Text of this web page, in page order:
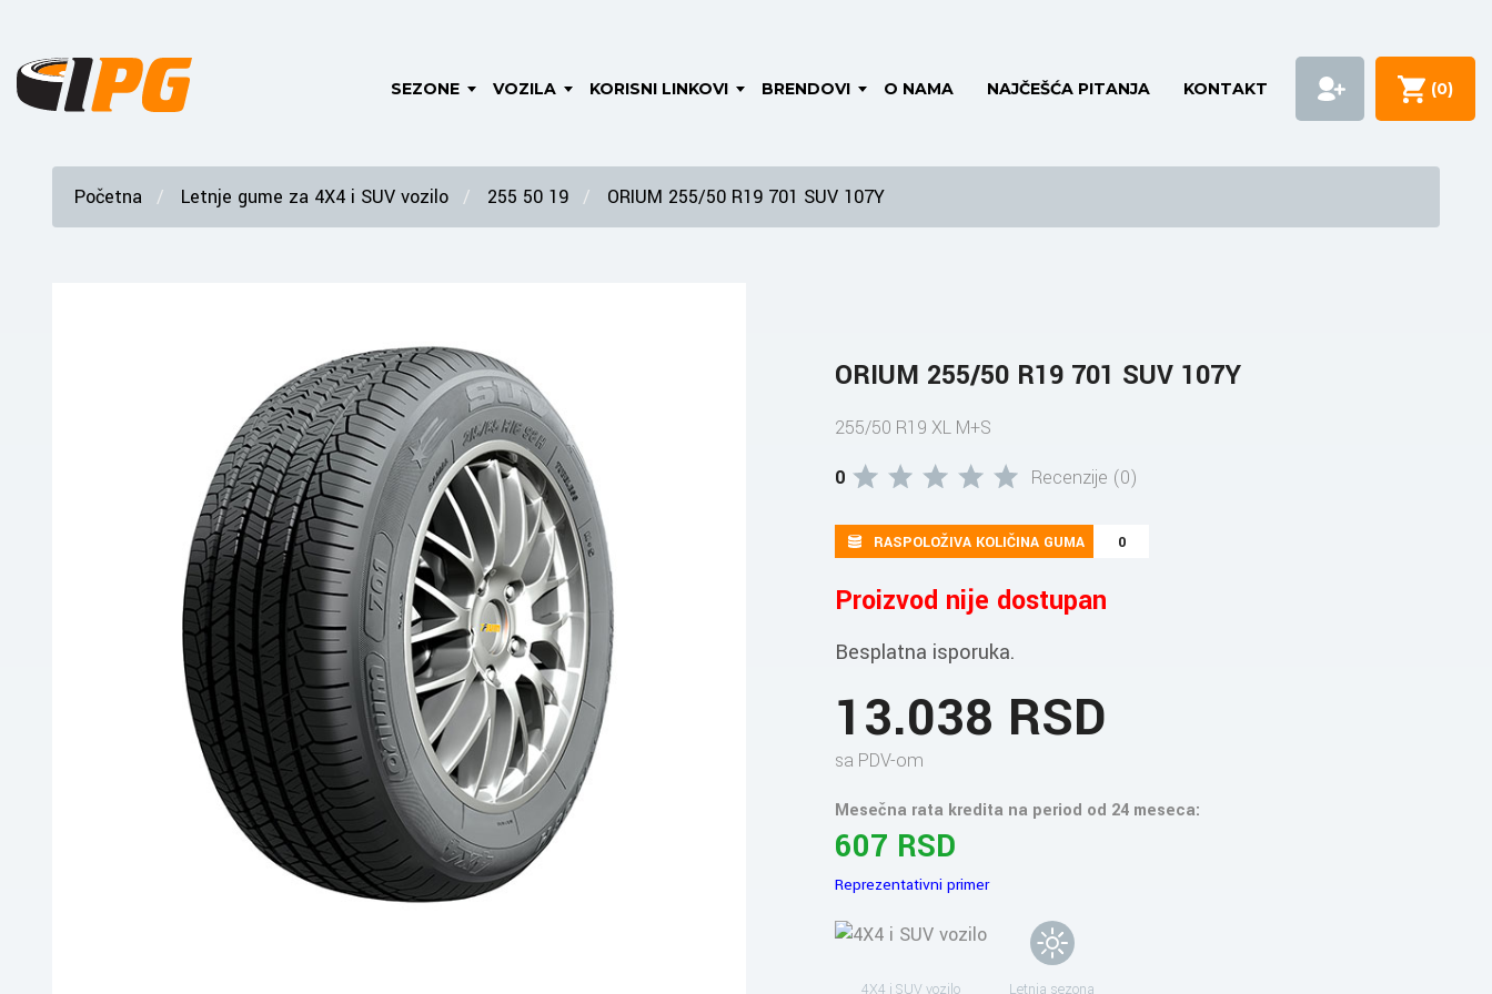
SEZONE VOZILA KORISNI LINKOVI BRENDOVI O NAMA NAJČEŠĆA PITANJA KONTAKT (0)
Početna Letnje gume za 4X4 i SUV vozilo 255 50 19 ORIUM 255/50 R19 701 SUV 107Y
ORIUM 255/50 R19 701 SUV 107Y
255/50 R19 XL M+S
0
Recenzije (0)
RASPOLOŽIVA KOLIČINA GUMA 0
Proizvod nije dostupan
Besplatna isporuka.
13.038 RSD
sa PDV-om
Mesečna rata kredita na period od 24 meseca:
607 RSD
Reprezentativni primer
4X4 i SUV vozilo Letnja sezona